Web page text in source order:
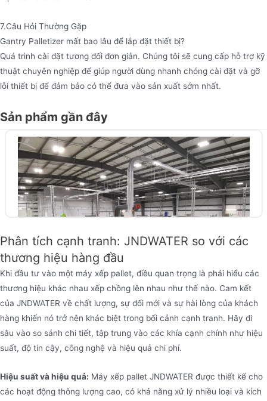
7.Câu Hỏi Thường Gặp
Gantry Palletizer mất bao lâu để lắp đặt thiết bị?
Quá trình cài đặt tương đối đơn giản. Chúng tôi sẽ cung cấp hỗ trợ kỹ
thuật chuyên nghiệp để giúp người dùng nhanh chóng cài đặt và gỡ
lỗi thiết bị để đảm bảo có thể đưa vào sản xuất sớm nhất.
Sản phẩm gần đây
Máy xếp pallet giàn
Jndwater Gantry Palletizer được thiết kế để xếp
Máy sử dụng cấu trúc giàn tiên tiến và có thể xử lý
các loại bao bì khác nhau, bao gồm thùng carton,
Phân tích cạnh tranh: JNDWATER so với các
thương hiệu hàng đầu
Khi đầu tư vào một máy xếp pallet, điều quan trọng là phải hiểu các
thương hiệu khác nhau xếp chồng lên nhau như thế nào. Cam kết
của JNDWATER về chất lượng, sự đổi mới và sự hài lòng của khách
hàng khiến nó trở nên khác biệt trong bối cảnh cạnh tranh. Hãy đi
sâu vào so sánh chi tiết, tập trung vào các khía cạnh chính như hiệu
suất, độ tin cậy, công nghệ và hiệu quả chi phí.
Hiệu suất và hiệu quả: Máy xếp pallet JNDWATER được thiết kế cho
các hoạt động thông lượng cao, có khả năng xử lý nhiều loại và kích